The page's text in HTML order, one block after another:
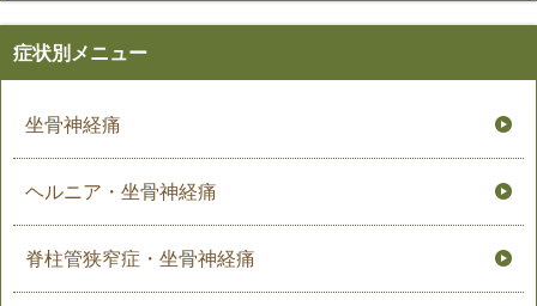
症状別メニュー
坐骨神経痛
ヘルニア・坐骨神経痛
脊柱管狭窄症・坐骨神経痛